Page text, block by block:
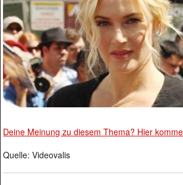
Deine Meinung zu diesem Thema? Hier
Quelle: Videovalis